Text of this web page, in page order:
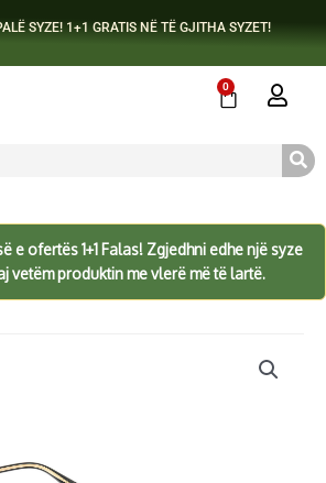
SYZE! 1+1 GRATIS NË TË GJITHA SYZET!
0
Cart
e ofertës 1+1 Falas! Zgjedhni edhe një syze
vetëm produktin me vlerë më të lartë.